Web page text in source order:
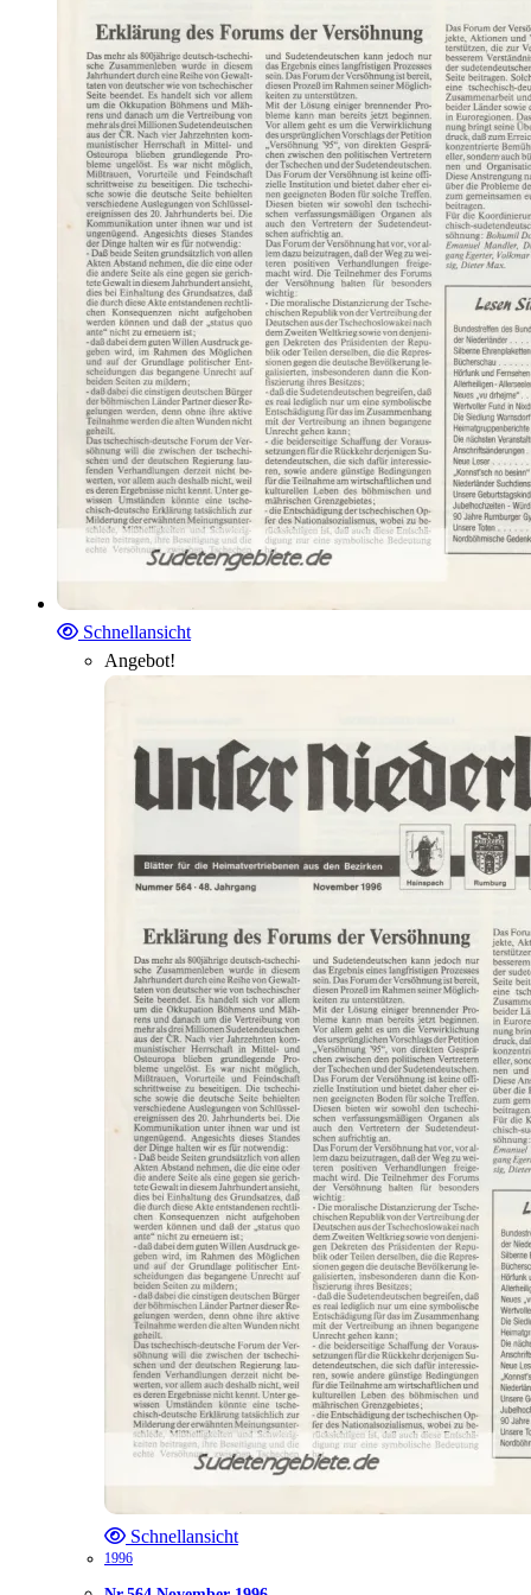
Schnellansicht
Angebot!
Schnellansicht
1996